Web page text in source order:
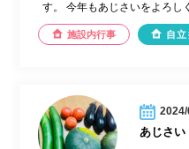
す。 今年もあじさいをよろし
施設内行事 自
あじさい